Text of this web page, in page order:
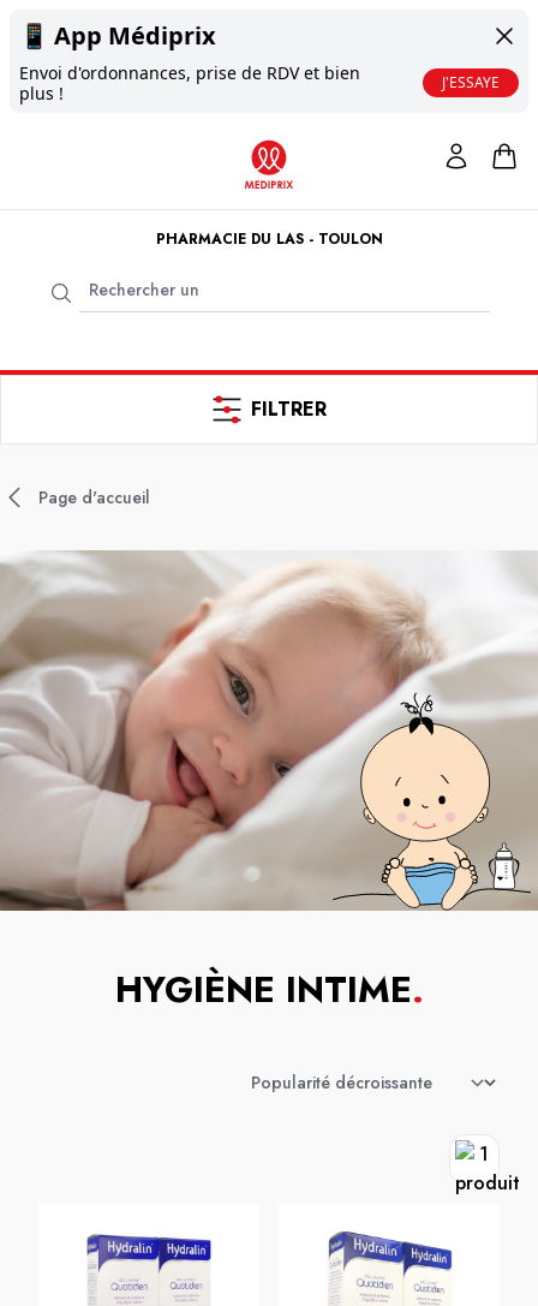
📱 App Médiprix
Envoi d'ordonnances, prise de RDV et bien
plus !
J'ESSAYE
PHARMACIE DU LAS - TOULON
FILTRER
Page d'accueil
HYGIÈNE INTIME.